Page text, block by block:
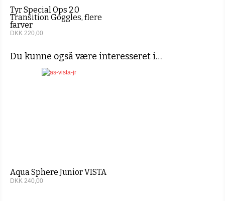
Tyr Special Ops 2.0
Transition Goggles, flere
farver
DKK 220,00
Du kunne også være interesseret i…
Aqua Sphere Junior VISTA
DKK 240,00